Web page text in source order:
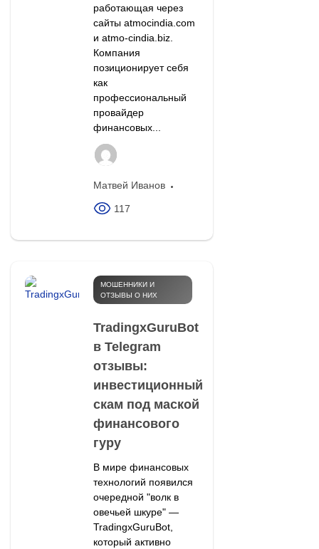
работающая через
сайты atmocindia.com
и atmo-cindia.biz.
Компания
позиционирует себя
как
профессиональный
провайдер
финансовых...
Матвей Иванов
117
МОШЕННИКИ И
ОТЗЫВЫ О НИХ
TradingxGuruBot
в Telegram
отзывы:
инвестиционный
скам под маской
финансового
гуру
В мире финансовых
технологий появился
очередной "волк в
овечьей шкуре" —
TradingxGuruBot,
который активно